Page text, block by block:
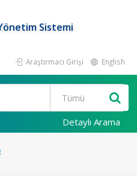
Sistemi
Araştırmacı Girişi English
Detaylı Arama